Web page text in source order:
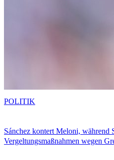
Sánchez kontert Meloni, während
Vergeltungsmaßnahmen wegen
POLITIK